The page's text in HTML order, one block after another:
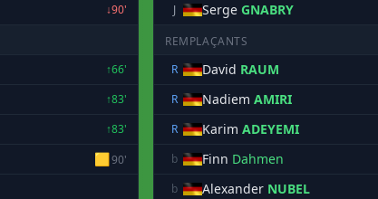
↓90'
↑66'
↑83'
↑83'
🟨90'
J
Serge GNABRY
REMPLAÇANTS
R
David RAUM
R
Nadiem AMIRI
R
Karim ADEYEMI
b
Finn Dahmen
b Alexander NUBEL